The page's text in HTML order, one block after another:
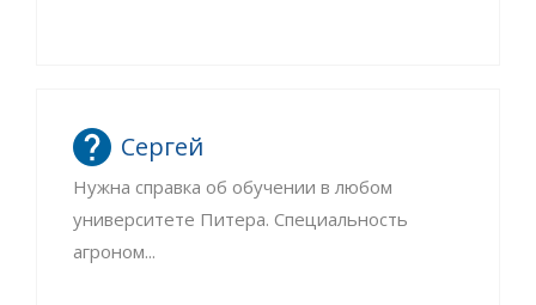
Сергей
Нужна справка об обучении в любом
университете Питера. Специальность
агроном...